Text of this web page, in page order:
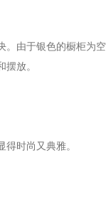
。由于银色的橱柜为
放。
时尚又典雅。